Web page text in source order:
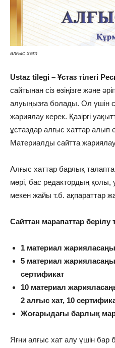
алғыс хат
Ustaz tilegi – Ұстаз тілегі
сайтынан сіз өзіңізге және
алуыңызға болады. Ол үшін
жариялау керек. Қазіргі
ұстаздар алғыс хаттар
Материалды сайтта
Алғыс хаттар барлық
мөрі, бас редактордың қолы,
мекен жайы т.б. ақпараттар
Сайттан марапаттар берілу
1 материал
5 материал
сертификат
10 материал
2 алғыс хат, 10
Жоғарыдағы барлық
Яғни алғыс хат алу үшін бар